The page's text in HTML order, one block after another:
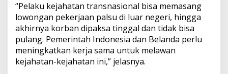
j
a
h
a
t
a
n
“Pelaku kejahatan transnasional bisa memasang
lowongan pekerjaan palsu di luar negeri, hingga
akhirnya korban dipaksa tinggal dan tidak bisa
pulang. Pemerintah Indonesia dan Belanda perlu
meningkatkan kerja sama untuk melawan
kejahatan-kejahatan ini,” jelasnya.